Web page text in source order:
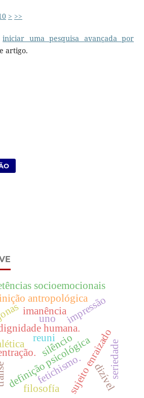
> >>
iniciar uma pesquisa avançada por
artigo.
humana.
definição psicológica
antropológica
sujeito enraizado
fetichismo.
uno
silêncio
dizível
impressão
imanência
seriedade
socioemocionais
filosofía
reuni